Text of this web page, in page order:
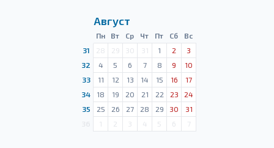
Август
Пн Вт Ср Чт Пт Сб
Вс
31
28 29 30 31 1 2
3
32
4 5 6 7 8 9
10
33
11 12 13 14 15 16
17
34
18 19 20 21 22 23
24
35
25 26 27 28 29 30
31
1 2 3 4 5 6 7